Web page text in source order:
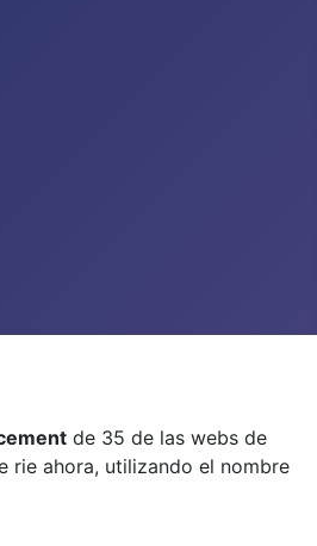
de 35 de las webs de
rie ahora, utilizando el nombre